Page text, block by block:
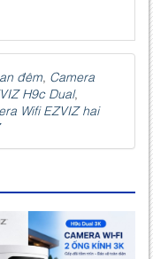
đêm, Camera
H9c Dual,
Wifi EZVIZ hai